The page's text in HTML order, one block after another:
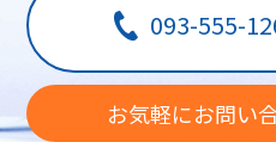
093-555-
お気軽にお問い